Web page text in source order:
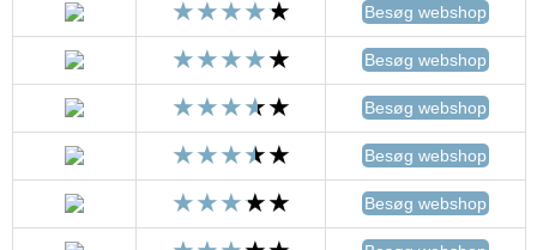
Besøg webshop
Besøg webshop
Besøg webshop
Besøg webshop
Besøg webshop